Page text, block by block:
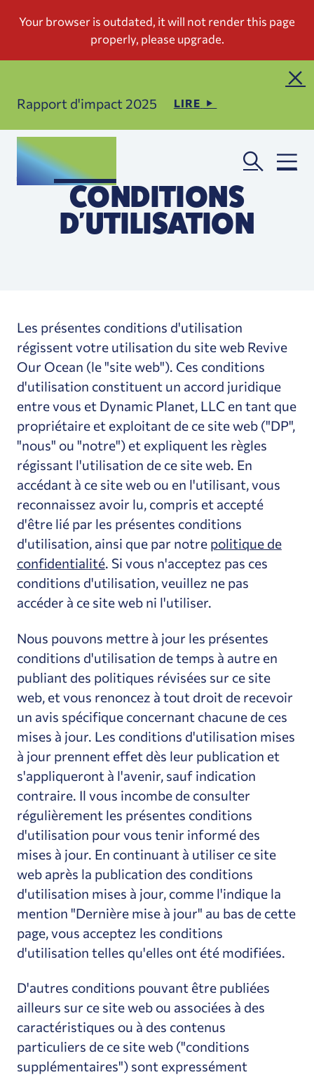
Rapport d'impact 2025 LIRE
CONDITIONS
D'UTILISATION
Les présentes conditions d'utilisation
régissent votre utilisation du site web Revive
Our Ocean (le "site web"). Ces conditions
d'utilisation constituent un accord juridique
entre vous et Dynamic Planet, LLC en tant que
propriétaire et exploitant de ce site web ("DP",
"nous" ou "notre") et expliquent les règles
régissant l'utilisation de ce site web. En
accédant à ce site web ou en l'utilisant, vous
reconnaissez avoir lu, compris et accepté
d'être lié par les présentes conditions
d'utilisation, ainsi que par notre politique de
confidentialité. Si vous n'acceptez pas ces
conditions d'utilisation, veuillez ne pas
accéder à ce site web ni l'utiliser.
Nous pouvons mettre à jour les présentes
conditions d'utilisation de temps à autre en
publiant des politiques révisées sur ce site
web, et vous renoncez à tout droit de recevoir
un avis spécifique concernant chacune de ces
mises à jour. Les conditions d'utilisation mises
à jour prennent effet dès leur publication et
s'appliqueront à l'avenir, sauf indication
contraire. Il vous incombe de consulter
régulièrement les présentes conditions
d'utilisation pour vous tenir informé des
mises à jour. En continuant à utiliser ce site
web après la publication des conditions
d'utilisation mises à jour, comme l'indique la
mention "Dernière mise à jour" au bas de cette
page, vous acceptez les conditions
d'utilisation telles qu'elles ont été modifiées.
D'autres conditions pouvant être publiées
ailleurs sur ce site web ou associées à des
caractéristiques ou à des contenus
particuliers de ce site web ("conditions
supplémentaires") sont expressément